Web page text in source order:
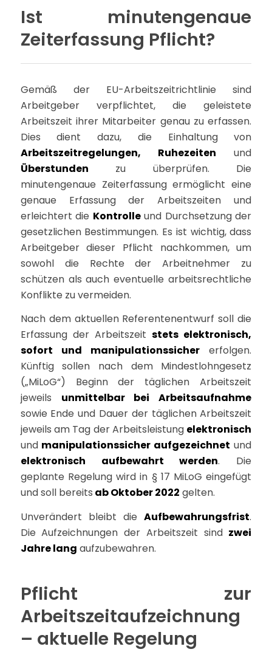
Ist minutengenaue
Zeiterfassung Pflicht?
Gemäß der EU-Arbeitszeitrichtlinie sind
Arbeitgeber verpflichtet, die geleistete
Arbeitszeit ihrer Mitarbeiter genau zu erfassen.
Dies dient dazu, die Einhaltung von
Arbeitszeitregelungen, Ruhezeiten und
Überstunden zu überprüfen. Die
minutengenaue Zeiterfassung ermöglicht eine
genaue Erfassung der Arbeitszeiten und
erleichtert die Kontrolleund Durchsetzung der
gesetzlichen Bestimmungen. Es ist wichtig, dass
Arbeitgeber dieser Pflicht nachkommen, um
sowohl die Rechte der Arbeitnehmer zu
schützen als auch eventuelle arbeitsrechtliche
Konflikte zu vermeiden.
Nach dem aktuellen Referentenentwurf soll die
Erfassung der Arbeitszeitstets elektronisch,
sofort und manipulationssicher erfolgen.
Künftig sollen nach dem Mindestlohngesetz
(„MiLoG“) Beginn der täglichen Arbeitszeit
jeweils unmittelbar bei Arbeitsaufnahme
sowie Ende und Dauer der täglichen Arbeitszeit
jeweils am Tag der Arbeitsleistung elektronisch
undmanipulationssicher aufgezeichnet und
elektronisch aufbewahrt werden. Die
geplante Regelung wird in § 17 MiLoG eingefügt
und soll bereits ab Oktober 2022 gelten.
Unverändert bleibt dieAufbewahrungsfrist.
Die Aufzeichnungen der Arbeitszeit sind zwei
Jahre lang aufzubewahren.
Pflicht zur
Arbeitszeitaufzeichnung
– aktuelle Regelung